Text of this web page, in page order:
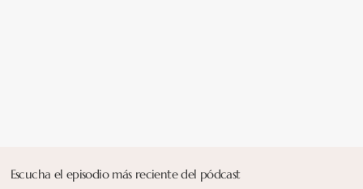
Escucha el episodio más reciente del pódcast